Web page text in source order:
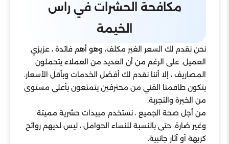
مكافحة الحشرات في راس
الخيمة
نحن نقدم لك السعر الغير مكلف، وهو أهم فائدة ، عزيزي
العميل. على الرغم من أن العديد من العملاء يتحملون
المصاريف ، إلا أننا نقدم لك أفضل الخدمات وبأقل الأسعار.
يتكون طاقمنا الفني من محترفين يتمتعون بأعلى مستوى
من الخبرة والتجربة.
من أجل صحة الجميع ، نستخدم مبيدات حشرية مميتة
وغير ضارة. حتى بالنسبة للنساء الحوامل ، ليس لديهم روائح
كريهة أو آثار جانبية.